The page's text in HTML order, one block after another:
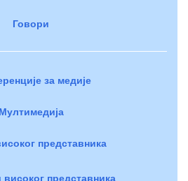
Говори
за медије
Мултимедија
представника
високог представника